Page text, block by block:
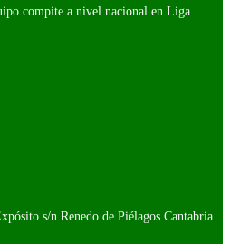
compite a nivel nacional en Liga
s/n Renedo de Piélagos Cantabria